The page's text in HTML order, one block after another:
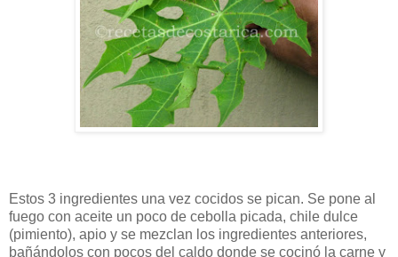
Estos 3 ingredientes una vez cocidos se pican. Se pone al
fuego con aceite un poco de cebolla picada, chile dulce
(pimiento), apio y se mezclan los ingredientes anteriores,
bañándolos con pocos del caldo donde se cocinó la carne y